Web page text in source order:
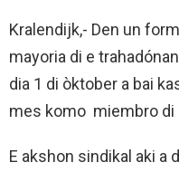
Kralendijk,- Den un
mayoria di e
dia 1 di òktober a bai
mes komo miembro di
E akshon sindikal aki a